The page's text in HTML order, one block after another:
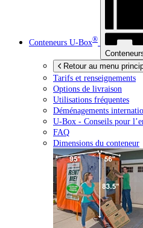
Conteneurs U-Box®
Retour au menu
Tarifs et renseignements
Options de livraison
Utilisations fréquentes
Déménagements
U-Box - Conseils pour
FAQ
Dimensions du conteneur